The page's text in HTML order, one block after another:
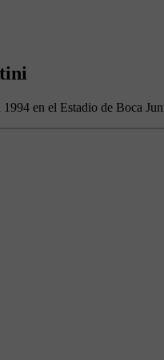
en el Estadio de Boca